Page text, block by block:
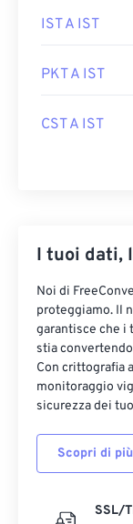
IST A IST
PKT A IST
CST A IST
I tuoi dati,
Noi di
proteggiamo. Il
garantisce che i
stia
Con crittografia
monitoraggio
sicurezza dei
Scopri di
SSL/